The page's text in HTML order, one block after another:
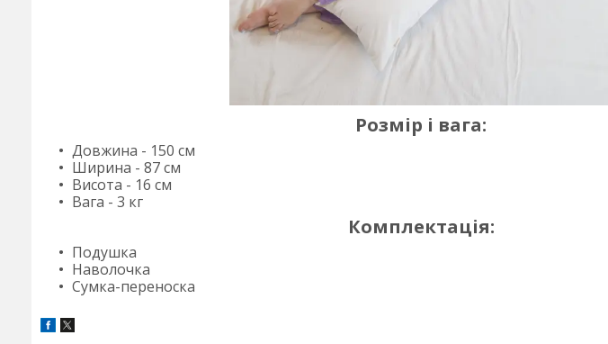
Розмір і вага:
Довжина - 150 см
Ширина - 87 см
Висота - 16 см
Вага - 3 кг
Комплектація:
Подушка
Наволочка
Сумка-переноска